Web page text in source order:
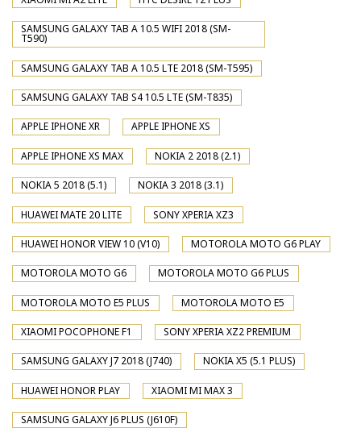
SAMSUNG GALAXY TAB A 10.5 WIFI 2018 (SM-
T590)
SAMSUNG GALAXY TAB A 10.5 LTE 2018 (SM-T595)
SAMSUNG GALAXY TAB S4 10.5 LTE (SM-T835)
APPLE IPHONE XR APPLE IPHONE XS
APPLE IPHONE XS MAX NOKIA 2 2018 (2.1)
NOKIA 5 2018 (5.1) NOKIA 3 2018 (3.1)
HUAWEI MATE 20 LITE SONY XPERIA XZ3
HUAWEI HONOR VIEW 10 (V10) MOTOROLA MOTO G6 PLAY
MOTOROLA MOTO G6 MOTOROLA MOTO G6 PLUS
MOTOROLA MOTO E5 PLUS MOTOROLA MOTO E5
XIAOMI POCOPHONE F1 SONY XPERIA XZ2 PREMIUM
SAMSUNG GALAXY J7 2018 (J740) NOKIA X5 (5.1 PLUS)
HUAWEI HONOR PLAY XIAOMI MI MAX 3
SAMSUNG GALAXY J6 PLUS (J610F)